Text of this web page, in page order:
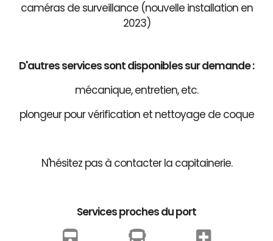
caméras de surveillance (nouvelle installation en
2023)
D'autres services sont disponibles sur demande :
mécanique, entretien, etc.
plongeur pour vérification et nettoyage de coque
N'hésitez pas à contacter la capitainerie.
Services proches du port